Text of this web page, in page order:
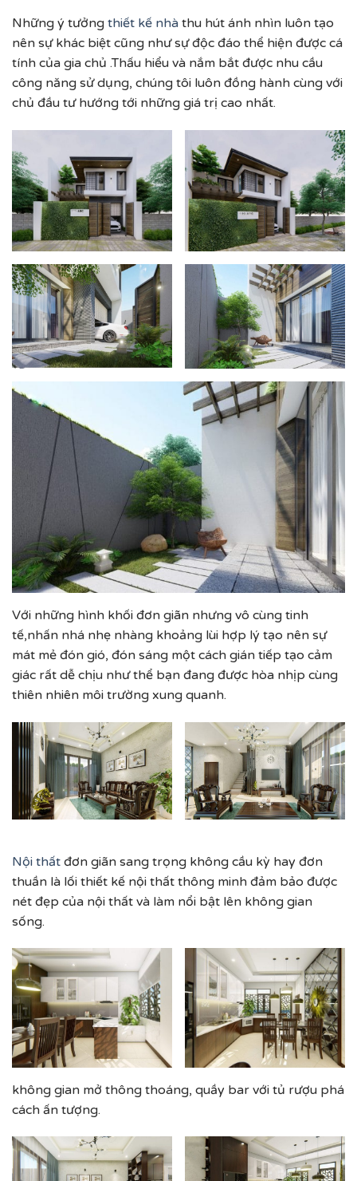
Những ý tưởng thiết kế nhà thu hút ánh nhìn luôn tạo
nên sự khác biệt cũng như sự độc đáo thể hiện được cá
tính của gia chủ .Thấu hiểu và nắm bắt được nhu cầu
công năng sử dụng, chúng tôi luôn đồng hành cùng với
chủ đầu tư hướng tới những giá trị cao nhất.
Với những hình khối đơn giãn nhưng vô cùng tinh
tế,nhấn nhá nhẹ nhàng khoảng lùi hợp lý tạo nên sự
mát mẻ đón gió, đón sáng một cách gián tiếp tạo cảm
giác rất dễ chịu như thể bạn đang được hòa nhịp cùng
thiên nhiên môi trường xung quanh.
Nội thất đơn giãn sang trọng không cầu kỳ hay đơn
thuần là lối thiết kế nội thất thông minh đảm bảo được
nét đẹp của nội thất và làm nổi bật lên không gian
sống.
không gian mở thông thoáng, quầy bar với tủ rượu phá
cách ấn tượng.